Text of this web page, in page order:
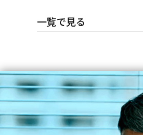
一覧で見る